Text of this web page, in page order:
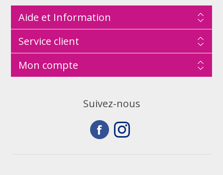
Aide et Information
Service client
Mon compte
Suivez-nous